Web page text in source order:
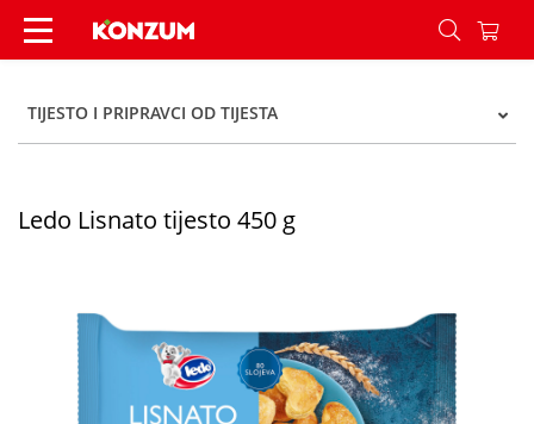
Ledo Lisnato tijesto 450 g - Konzum
TIJESTO I PRIPRAVCI OD TIJESTA
Ledo Lisnato tijesto 450 g